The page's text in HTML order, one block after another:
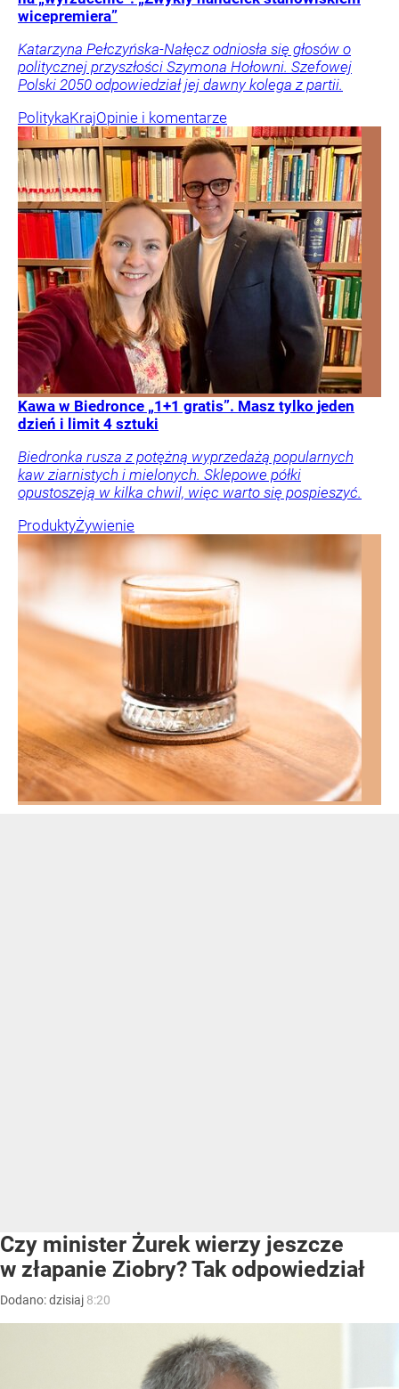
wicepremiera”
Katarzyna Pełczyńska-Nałęcz odniosła się głosów o
politycznej przyszłości Szymona Hołowni. Szefowej
Polski 2050 odpowiedział jej dawny kolega z partii.
PolitykaKrajOpinie i komentarze
Kawa w Biedronce „1+1 gratis”. Masz tylko jeden
dzień i limit 4 sztuki
Biedronka rusza z potężną wyprzedażą popularnych
kaw ziarnistych i mielonych. Sklepowe półki
opustoszeją w kilka chwil, więc warto się pospieszyć.
ProduktyŻywienie
Czy minister Żurek wierzy jeszcze
w złapanie Ziobry? Tak odpowiedział
Dodano:dzisiaj 8:20